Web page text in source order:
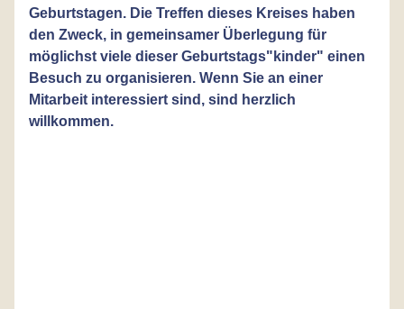
Geburtstagen. Die Treffen dieses Kreises haben
den Zweck, in gemeinsamer Überlegung für
möglichst viele dieser Geburtstags"kinder" einen
Besuch zu organisieren. Wenn Sie an einer
Mitarbeit interessiert sind, sind herzlich
willkommen.